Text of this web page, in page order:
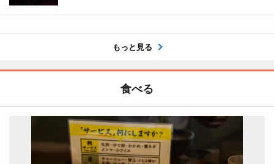
もっと見る
食べる